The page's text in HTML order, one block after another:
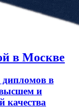
в Москве
дипломов в
и
качества